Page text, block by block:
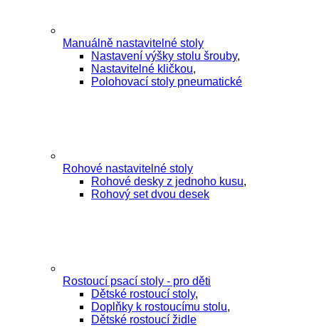
Manuálně nastavitelné stoly
Nastavení výšky stolu šrouby,
Nastavitelné kličkou,
Polohovací stoly pneumatické
Rohové nastavitelné stoly
Rohové desky z jednoho kusu,
Rohový set dvou desek
Rostoucí psací stoly - pro děti
Dětské rostoucí stoly,
Doplňky k rostoucímu stolu,
Dětské rostoucí židle